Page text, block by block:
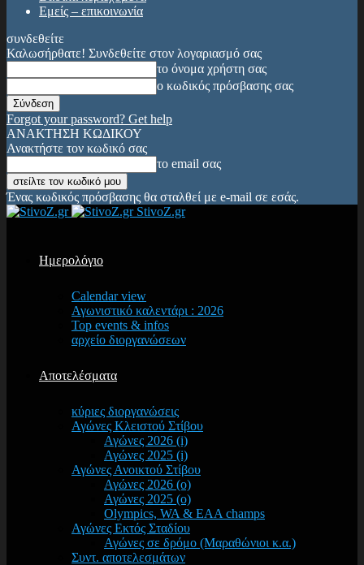
Εμείς – επικοινωνία
συνδεθείτε
Καλωσήρθατε! Συνδεθείτε στον λογαριασμό σας
το όνομα χρήστη σας
ο κωδικός πρόσβασης σας
Forgot your password? Get help
ΑΝΑΚΤΗΣΗ ΚΩΔΙΚΟΥ
Ανακτήστε τον κωδικό σας
το email σας
Ένας κωδικός πρόσβασης θα σταλθεί με e-mail σε εσάς.
StivoZ.gr
Ημερολόγιο
Calendar view
Αγωνιστικό καλεντάρι : 2026
Top events & infos
αρχείο διοργανώσεων
Αποτελέσματα
κύριες διοργανώσεις
Αγώνες Κλειστού Στίβου
Αγώνες 2026 (i)
Αγώνες 2025 (i)
Αγώνες Ανοικτού Στίβου
Αγώνες 2026 (o)
Αγώνες 2025 (o)
Olympics, WA & EAA champs
Αγώνες Εκτός Σταδίου
Αγώνες σε δρόμο (Μαραθώνιοι κ.α.)
Συντ. αποτελεσμάτων